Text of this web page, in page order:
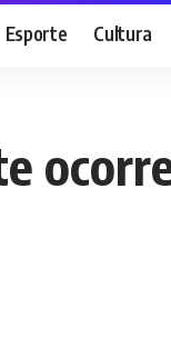
Esporte Cultura